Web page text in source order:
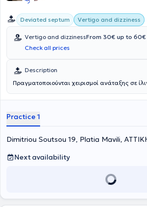
Deviated septum Vertigo and dizziness
Vertigo and dizzinessFrom 30€ up to 60€
Check all prices
Description
Πραγματοποιούνται χειρισμοί ανάταξης σε
Practice 1
Dimitriou Soutsou 19, Platia Mavili,
Next availability